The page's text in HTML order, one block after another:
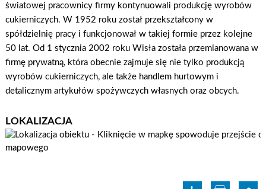
światowej pracownicy firmy kontynuowali produkcję wyrobów
cukierniczych. W 1952 roku został przekształcony w
spółdzielnię pracy i funkcjonował w takiej formie przez kolejne
50 lat. Od 1 stycznia 2002 roku Wisła została przemianowana w
firmę prywatną, która obecnie zajmuje się nie tylko produkcją
wyrobów cukierniczych, ale także handlem hurtowym i
detalicznym artykułów spożywczych własnych oraz obcych.
LOKALIZACJA